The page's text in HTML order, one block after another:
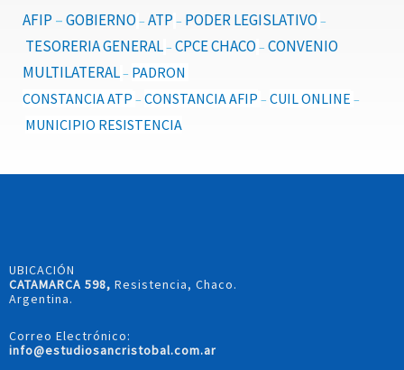
AFIP–GOBIERNO – ATP– PODER LEGISLATIVO –
TESORERIA GENERAL– CPCE CHACO – CONVENIO
MULTILATERAL– PADRON
CONSTANCIA ATP – CONSTANCIA AFIP – CUIL ONLINE –
MUNICIPIO RESISTENCIA
UBICACIÓN
CATAMARCA 598, Resistencia, Chaco.
Argentina.
Correo Electrónico:
info@estudiosancristobal.com.ar